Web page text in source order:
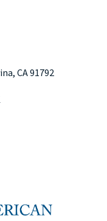
CA 91792